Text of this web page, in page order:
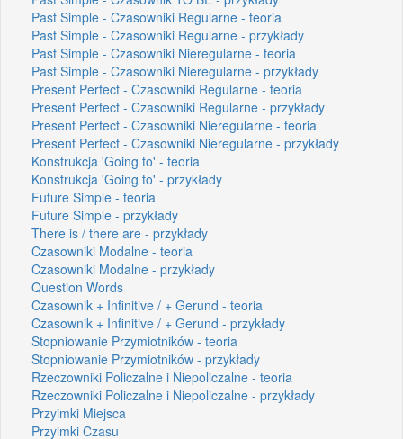
Past Simple - Czasowniki Regularne - teoria
Past Simple - Czasowniki Regularne - przykłady
Past Simple - Czasowniki Nieregularne - teoria
Past Simple - Czasowniki Nieregularne - przykłady
Present Perfect - Czasowniki Regularne - teoria
Present Perfect - Czasowniki Regularne - przykłady
Present Perfect - Czasowniki Nieregularne - teoria
Present Perfect - Czasowniki Nieregularne - przykłady
Konstrukcja 'Going to' - teoria
Konstrukcja 'Going to' - przykłady
Future Simple - teoria
Future Simple - przykłady
There is / there are - przykłady
Czasowniki Modalne - teoria
Czasowniki Modalne - przykłady
Question Words
Czasownik + Infinitive / + Gerund - teoria
Czasownik + Infinitive / + Gerund - przykłady
Stopniowanie Przymiotników - teoria
Stopniowanie Przymiotników - przykłady
Rzeczowniki Policzalne i Niepoliczalne - teoria
Rzeczowniki Policzalne i Niepoliczalne - przykłady
Przyimki Miejsca
Przyimki Czasu